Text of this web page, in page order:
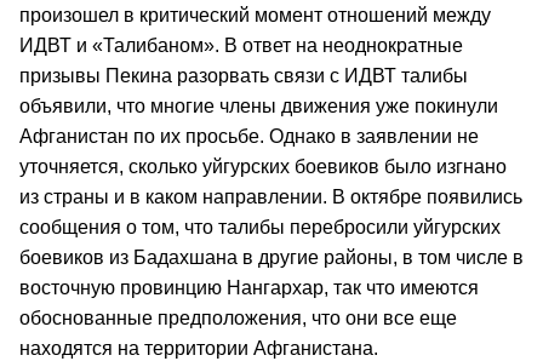
произошел в критический момент отношений между
ИДВТ и «Талибаном». В ответ на неоднократные
призывы Пекина разорвать связи с ИДВТ талибы
объявили, что многие члены движения уже покинули
Афганистан по их просьбе. Однако в заявлении не
уточняется, сколько уйгурских боевиков было изгнано
из страны и в каком направлении. В октябре появились
сообщения о том, что талибы перебросили уйгурских
боевиков из Бадахшана в другие районы, в том числе в
восточную провинцию Нангархар, так что имеются
обоснованные предположения, что они все еще
находятся на территории Афганистана.